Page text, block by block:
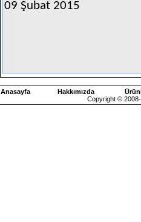
09 Şubat 2015
Anasayfa Hakkımızda
Copyright ©